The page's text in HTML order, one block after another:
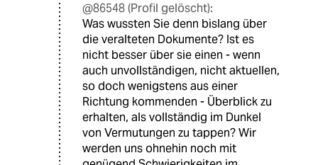
@86548 (Profil gelöscht):
Was wussten Sie denn bislang über
die veralteten Dokumente? Ist es
nicht besser über sie einen - wenn
auch unvollständigen, nicht aktuellen,
so doch wenigstens aus einer
Richtung kommenden - Überblick zu
erhalten, als vollständig im Dunkel
von Vermutungen zu tappen? Wir
werden uns ohnehin noch mit